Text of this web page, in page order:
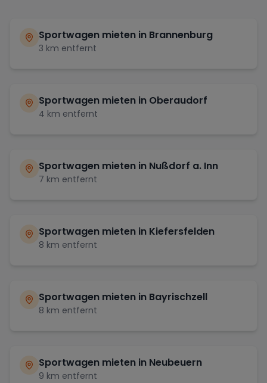
Sportwagen mieten in Brannenburg
3 km entfernt
Sportwagen mieten in Oberaudorf
4 km entfernt
Sportwagen mieten in Nußdorf a. Inn
7 km entfernt
Sportwagen mieten in Kiefersfelden
8 km entfernt
Sportwagen mieten in Bayrischzell
8 km entfernt
Sportwagen mieten in Neubeuern
9 km entfernt